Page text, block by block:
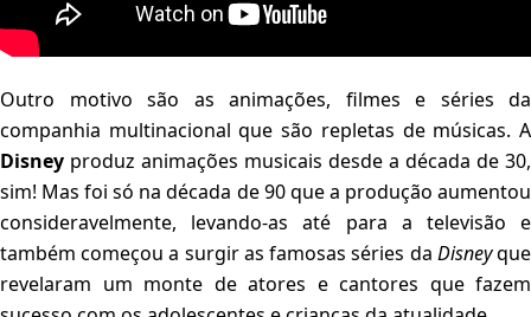
Outro motivo são as animações, filmes e séries da
companhia multinacional que são repletas de músicas. A
Disney produz animações musicais desde a década de 30,
sim! Mas foi só na década de 90 que a produção aumentou
consideravelmente, levando-as até para a televisão e
também começou a surgir as famosas séries da Disneyque
revelaram um monte de atores e cantores que fazem